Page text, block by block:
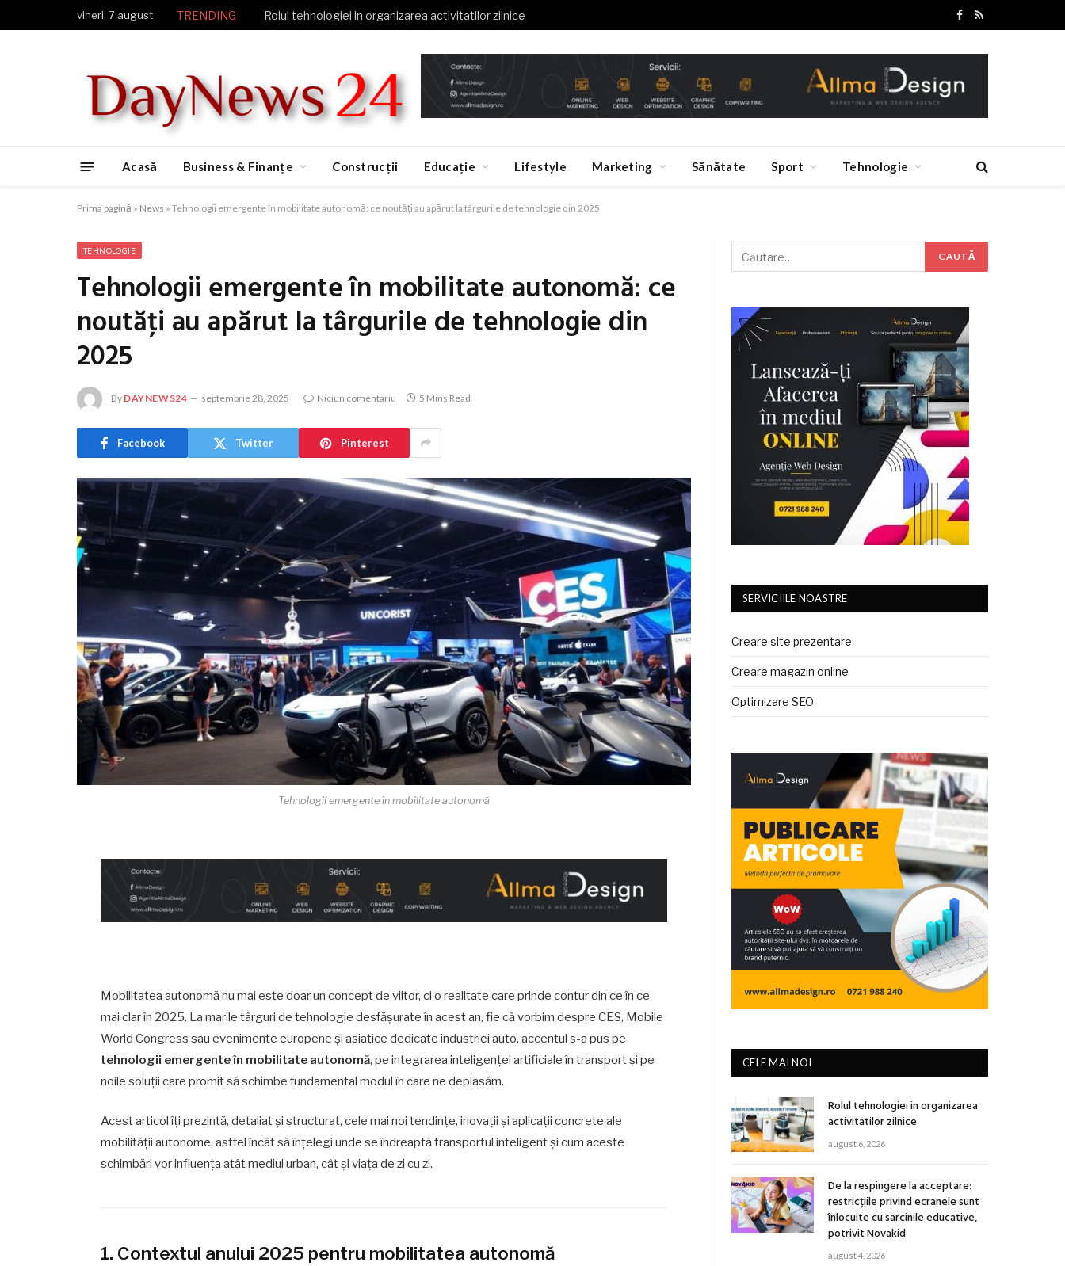
vineri, 7 august TRENDING Rolul tehnologiei in organizarea activitatilor zilnice
Facebook
RSS
Acasă Business & Finanțe Construcții Educație Lifestyle Marketing Sănătate Sport Tehnologie
Prima pagină » News » Tehnologii emergente în mobilitate autonomă: ce noutăţi au apărut la târgurile de tehnologie din 2025
TEHNOLOGIE
Tehnologii emergente în mobilitate autonomă: ce
noutăţi au apărut la târgurile de tehnologie din
2025
By DAYNEWS24 septembrie 28, 2025 Niciun comentariu 5 Mins Read
Facebook Twitter Pinterest
Tehnologii emergente în mobilitate autonomă
Mobilitatea autonomă nu mai este doar un concept de viitor, ci o realitate care prinde contur din ce în ce
mai clar în 2025. La marile târguri de tehnologie desfășurate în acest an, fie că vorbim despre CES, Mobile
World Congress sau evenimente europene și asiatice dedicate industriei auto, accentul s-a pus pe
tehnologii emergente în mobilitate autonomă, pe integrarea inteligenței artificiale în transport și pe
noile soluții care promit să schimbe fundamental modul în care ne deplasăm.
Acest articol îți prezintă, detaliat și structurat, cele mai noi tendințe, inovații și aplicații concrete ale
mobilității autonome, astfel încât să înțelegi unde se îndreaptă transportul inteligent și cum aceste
schimbări vor influența atât mediul urban, cât și viața de zi cu zi.
1. Contextul anului 2025 pentru mobilitatea autonomă
SERVICIILE NOASTRE
Creare site prezentare
Creare magazin online
Optimizare SEO
CELE MAI NOI
Rolul tehnologiei in organizarea
activitatilor zilnice
august 6, 2026
De la respingere la acceptare:
restricțiile privind ecranele sunt
înlocuite cu sarcinile educative,
potrivit Novakid
august 4, 2026